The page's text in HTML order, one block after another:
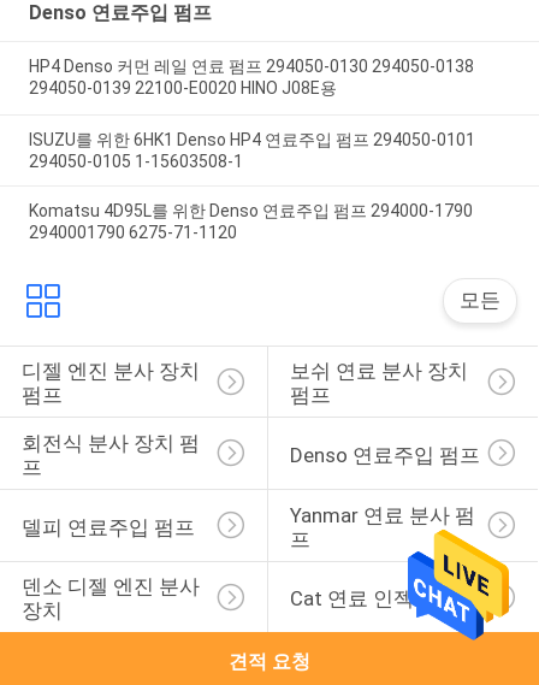
Denso 연료주입 펌프
HP4 Denso 커먼 레일 연료 펌프 294050-0130 294050-0138
294050-0139 22100-E0020 HINO J08E용
ISUZU를 위한 6HK1 Denso HP4 연료주입 펌프 294050-0101
294050-0105 1-15603508-1
Komatsu 4D95L를 위한 Denso 연료주입 펌프 294000-1790
2940001790 6275-71-1120
모든
디젤 엔진 분사 장치
펌프
보쉬 연료 분사 장치
펌프
회전식 분사 장치 펌
프
Denso 연료주입 펌프
델피 연료주입 펌프
Yanmar 연료 분사 펌
프
덴소 디젤 엔진 분사
장치
Cat 연료 인젝터
견적 요청